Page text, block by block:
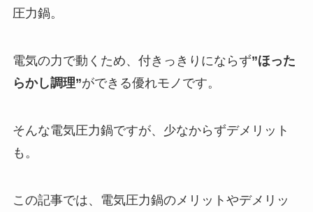
圧力鍋。
電気の力で動くため、付きっきりにならず”ほった
らかし調理”ができる優れモノです。
そんな電気圧力鍋ですが、少なからずデメリット
も。
この記事では、電気圧力鍋のメリットやデメリッ